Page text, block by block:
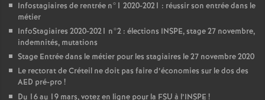
Infostagiaires de rentrée n°1 2020-2021 : réussir son entrée dans le
métier
InfoStagiaires 2020-2021 n°2 : élections INSPE, stage 27 novembre,
indemnités, mutations
Stage Entrée dans le métier pour les stagiaires le 27 novembre 2020
Le rectorat de Créteil ne doit pas faire d’économies sur le dos des
AED pré-pro !
Du 16 au 19 mars, votez en ligne pour la FSU à l’INSPE !